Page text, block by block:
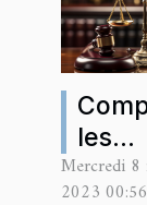
les
Mercredi 8
2023 00:56